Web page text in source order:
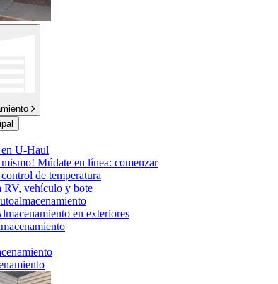
U-Haul
Múdate en línea: comenzar
de temperatura
RV, vehículo y bote
en exteriores